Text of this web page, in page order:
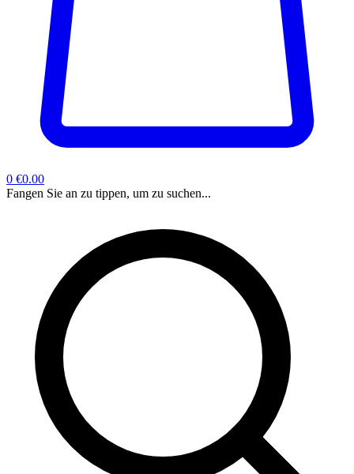
0 €0.00
Fangen Sie an zu tippen, um zu suchen...